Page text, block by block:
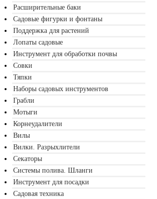
Расширительные баки
Садовые фигурки и фонтаны
Поддержка для растений
Лопаты садовые
Инструмент для обработки почвы
Совки
Тяпки
Наборы садовых инструментов
Грабли
Мотыги
Корнеудалители
Вилы
Вилки. Разрыхлители
Секаторы
Системы полива. Шланги
Инструмент для посадки
Садовая техника